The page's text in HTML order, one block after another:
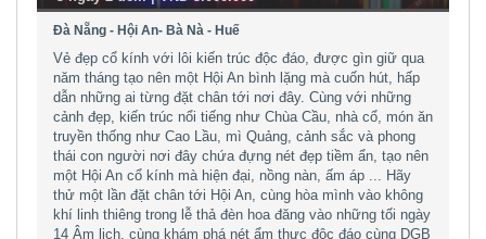
Đà Nẵng - Hội An- Bà Nà - Huế
Vẻ đẹp cổ kính với lôi kiến trúc độc đáo, được gìn giữ qua
năm tháng tạo nên một Hội An bình lặng mà cuốn hút, hấp
dẫn những ai từng đặt chân tới nơi đây. Cùng với những
cảnh đẹp, kiến trúc nổi tiếng như Chùa Cầu, nhà cổ, món ăn
truyền thống như Cao Lầu, mì Quảng, cảnh sắc và phong
thái con người nơi đây chứa đựng nét đẹp tiềm ẩn, tạo nên
một Hội An cổ kính mà hiện đại, nồng nàn, ấm áp ... Hãy
thử một lần đặt chân tới Hội An, cùng hòa mình vào không
khí linh thiêng trong lễ thả đèn hoa đăng vào những tối ngày
14 Âm lịch, cùng khám phá nét ẩm thực độc đáo cùng DGB